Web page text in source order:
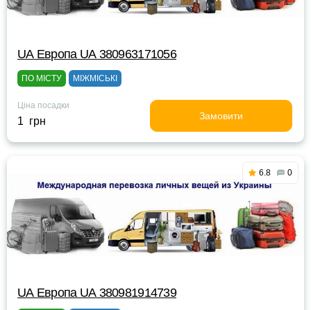
UА Европа UА 380963171056
ПО МІСТУ МІЖМІСЬКІ
Ціна посадки
1 грн Замовити
6.8 0
UА Европа UА 380981914739